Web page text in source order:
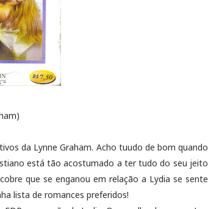
da Lynne Graham. Acho tuudo de bom quando
está tão acostumado a ter tudo do seu jeito
que se enganou em relação a Lydia se sente
lista de romances preferidos!